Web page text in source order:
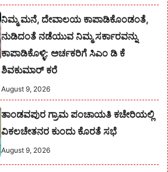
ನಿಮ್ಮ ಮನೆ, ದೇವಾಲಯ ಕಾಪಾಡಿಕೊಂಡಂತೆ,
ನುಡಿದಂತೆ ನಡೆಯುವ ನಿಮ್ಮ ಸರ್ಕಾರವನ್ನು
ಕಾಪಾಡಿಕೊಳ್ಳಿ: ಅರ್ಚಕರಿಗೆ ಸಿಎಂ ಡಿ ಕೆ
ಶಿವಕುಮಾರ್ ಕರೆ
August 9, 2026
ತಾಂಡವಪುರ ಗ್ರಾಮ ಪಂಚಾಯತಿ ಕಚೇರಿಯಲ್ಲಿ
ವಿಕಲಚೇತನರ ಕುಂದು ಕೊರತೆ ಸಭೆ
August 9, 2026